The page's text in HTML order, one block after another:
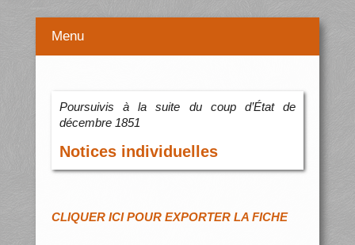
Menu
Poursuivis à la suite du coup d’État de
décembre 1851
Notices individuelles
CLIQUER ICI POUR EXPORTER LA FICHE